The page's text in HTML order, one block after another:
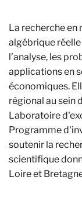
La recherche
algébrique
l’analyse, les
applications en
économiques.
régional au sein
Laboratoire
Programme
soutenir la
scientifique
Loire et